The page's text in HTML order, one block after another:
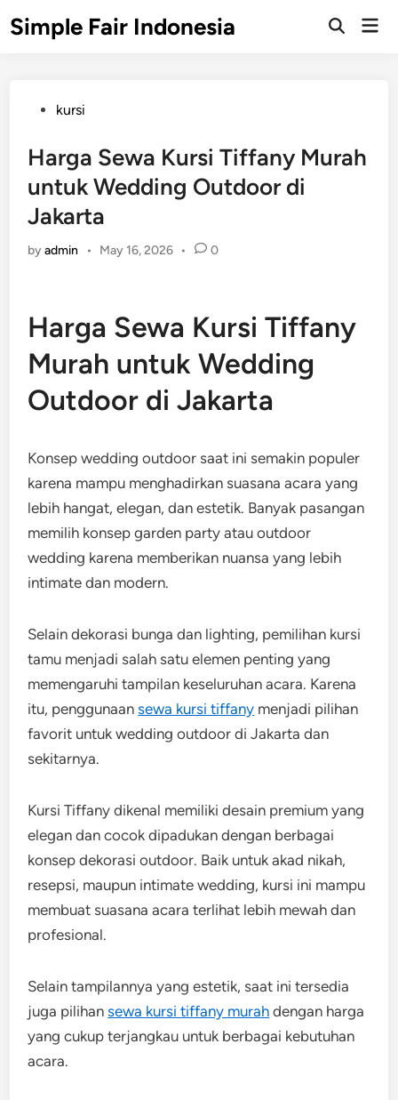
toSimple Fair Indonesia
Open
Postedkursi
Harga Sewa Kursi Tiffany Murah
untuk Wedding Outdoor di
Jakarta
byadmin • May 16, 2026 • 0
Harga Sewa Kursi Tiffany
Murah untuk Wedding
Outdoor di Jakarta
Konsep wedding outdoor saat ini semakin populer
karena mampu menghadirkan suasana acara yang
lebih hangat, elegan, dan estetik. Banyak pasangan
memilih konsep garden party atau outdoor
wedding karena memberikan nuansa yang lebih
intimate dan modern.
Selain dekorasi bunga dan lighting, pemilihan kursi
tamu menjadi salah satu elemen penting yang
memengaruhi tampilan keseluruhan acara. Karena
itu, penggunaansewa kursi tiffany menjadi pilihan
favorit untuk wedding outdoor di Jakarta dan
sekitarnya.
Kursi Tiffany dikenal memiliki desain premium yang
elegan dan cocok dipadukan dengan berbagai
konsep dekorasi outdoor. Baik untuk akad nikah,
resepsi, maupun intimate wedding, kursi ini mampu
membuat suasana acara terlihat lebih mewah dan
profesional.
Selain tampilannya yang estetik, saat ini tersedia
juga pilihansewa kursi tiffany murah dengan harga
yang cukup terjangkau untuk berbagai kebutuhan
acara.